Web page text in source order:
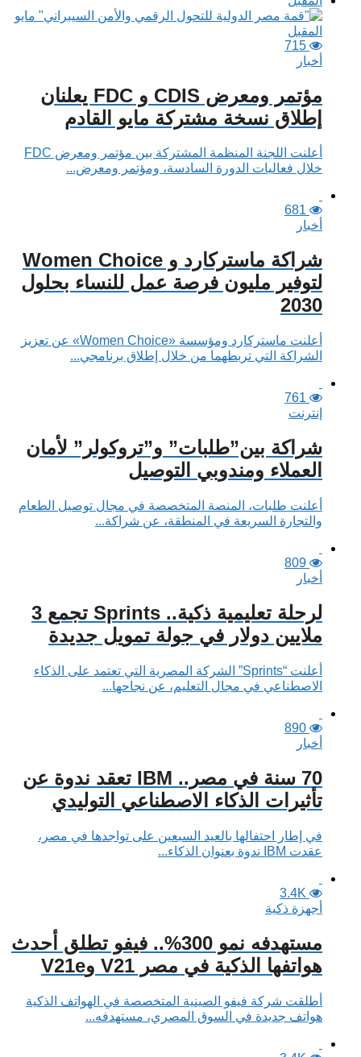
715
أخبار
مؤتمر ومعرض CDIS و FDC يعلنان
إطلاق نسخة مشتركة مايو القادم
أعلنت اللجنة المنظمة المشتركة بين مؤتمر ومعرض FDC
خلال فعاليات الدورة السادسة، ومؤتمر ومعرض...
681
أخبار
شراكة ماستركارد و Women Choice
لتوفير مليون فرصة عمل للنساء بحلول
2030
أعلنت ماستركارد ومؤسسة «Women Choice» عن تعزيز
الشراكة التي تربطهما من خلال إطلاق برنامجي...
761
إنترنت
شراكة بين”طلبات” و”تروكولر” لأمان
العملاء ومندوبي التوصيل
أعلنت طلبات، المنصة المتخصصة في مجال توصيل الطعام
والتجارة السريعة في المنطقة، عن شراكة...
809
أخبار
لرحلة تعليمية ذكية.. Sprints تجمع 3
ملايين دولار في جولة تمويل جديدة
أعلنت “Sprints” الشركة المصرية التي تعتمد على الذكاء
الاصطناعي في مجال التعليم، عن نجاحها...
890
أخبار
70 سنة في مصر.. IBM تعقد ندوة عن
تأثيرات الذكاء الاصطناعي التوليدي
في إطار احتفالها بالعيد السبعين على تواجدها في مصر،
عقدت IBM ندوة بعنوان الذكاء...
3.4K
أجهزة ذكية
مستهدفه نمو 300%.. فيفو تطلق أحدث
هواتفها الذكية في مصر V21 وV21e
أطلقت شركة فيفو الصينية المتخصصة في الهواتف الذكية
هواتف جديدة في السوق المصري، مستهدفه...